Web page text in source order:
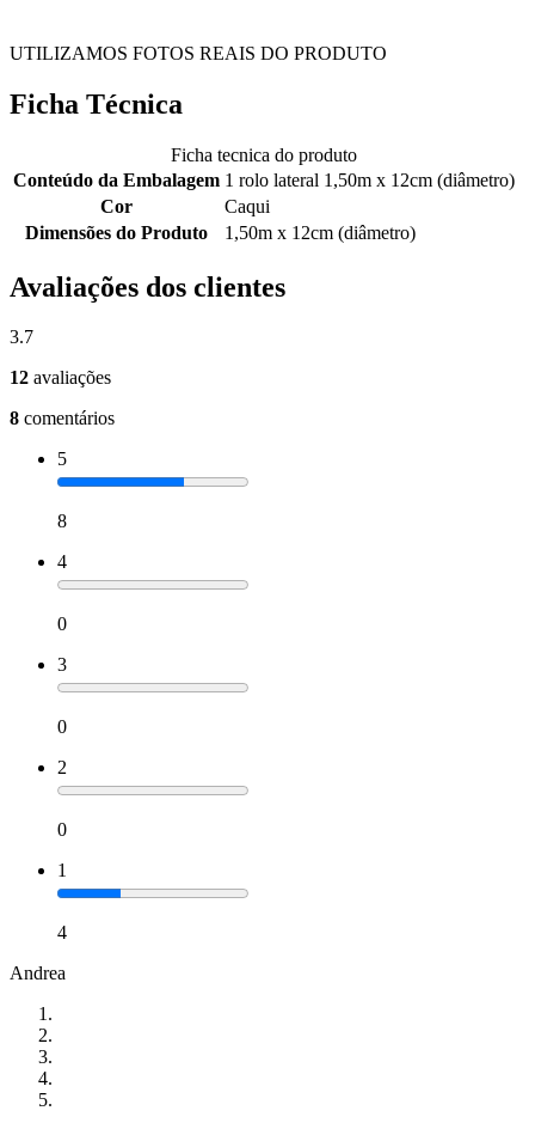
UTILIZAMOS FOTOS REAIS DO PRODUTO
Ficha Técnica
Ficha tecnica do produto
Conteúdo da Embalagem 1 rolo lateral 1,50m x 12cm (diâmetro)
Cor
Caqui
Dimensões do Produto
1,50m x 12cm (diâmetro)
Avaliações dos clientes
3.7
12 avaliações
8 comentários
5
8
4
0
3
0
2
0
1
4
Andrea